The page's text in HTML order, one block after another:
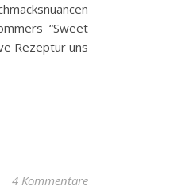
“Sweet
Rezeptur uns
4 Kommentare